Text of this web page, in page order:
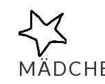
Zum
Inhalt
springen